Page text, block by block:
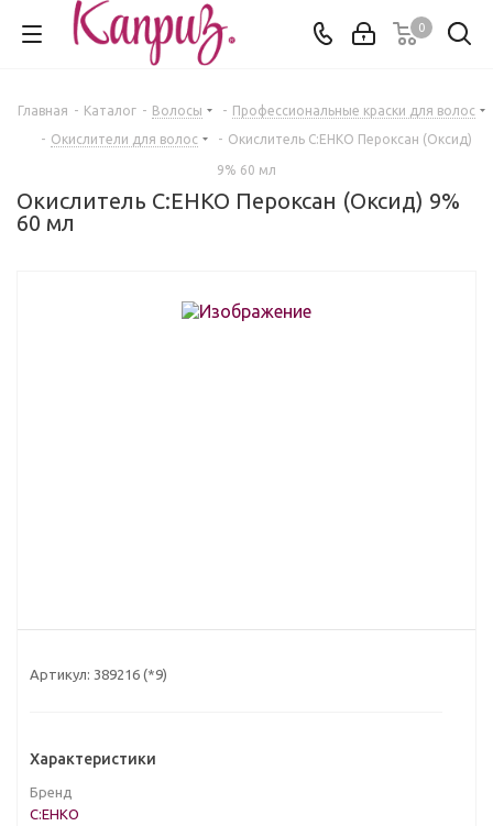
0
Главная - Каталог - Волосы - Профессиональные краски для волос
- Окислители для волос - Окислитель C:EHKO Пероксан (Оксид)
9% 60 мл
Окислитель C:EHKO Пероксан (Оксид) 9%
60 мл
Артикул: 389216 (*9)
Характеристики
Бренд
C:EHKO